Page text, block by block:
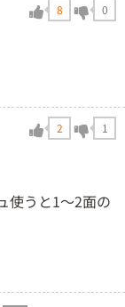
8 0
2 1
使うと1〜2面の